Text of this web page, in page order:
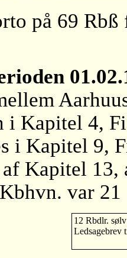
på 69 Rbß
i Kapitel 4,
i Kapitel 9,
Kapitel
var
12 Rbdlr.
Ledsagebrev